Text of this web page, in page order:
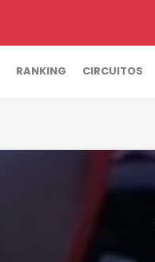
RANKING CIRCUITOS